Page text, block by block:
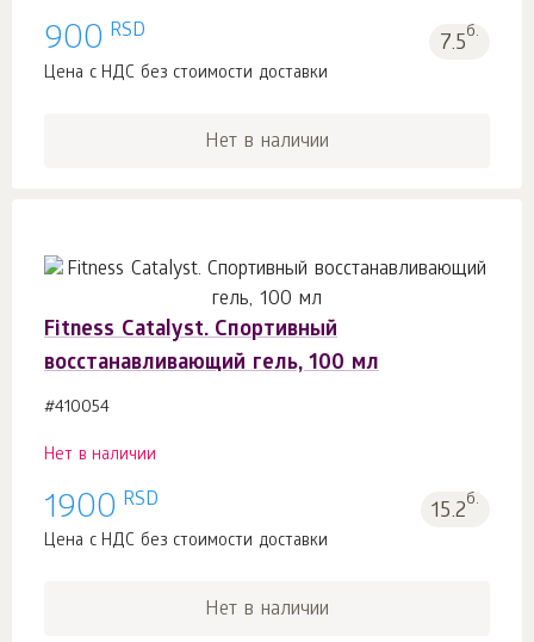
900 RSD 7.5б.
Цена с НДС без стоимости доставки
Нет в наличии
Fitness Catalyst. Спортивный
восстанавливающий гель, 100 мл
#410054
Нет в наличии
1900 RSD 15.2б.
Цена с НДС без стоимости доставки
Нет в наличии